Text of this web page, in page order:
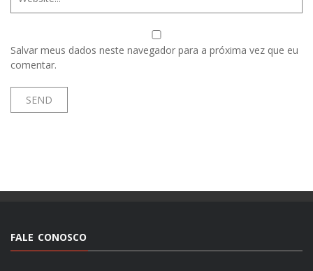
Salvar meus dados neste navegador para a próxima vez que eu
comentar.
FALE CONOSCO